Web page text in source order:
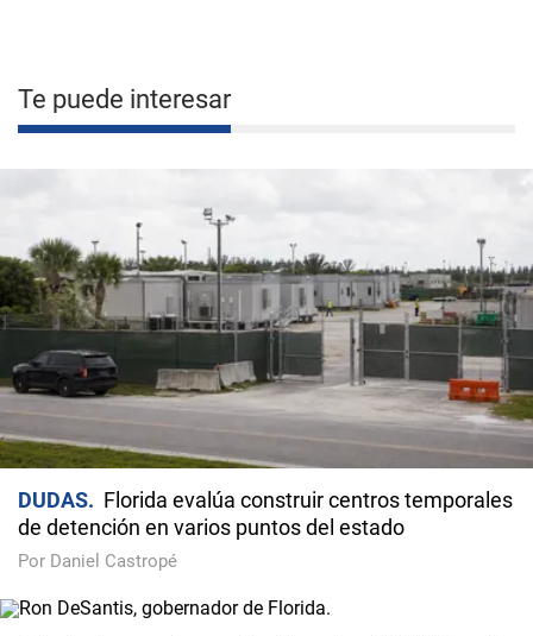
Te puede interesar
DUDAS
Florida evalúa construir centros temporales
de detención en varios puntos del estado
Por Daniel Castropé